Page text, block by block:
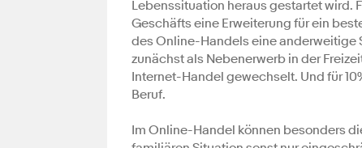
Lebenssituation heraus gestartet wird.
Geschäfts eine Erweiterung für ein
des Online-Handels eine
zunächst als Nebenerwerb in der
Internet-Handel gewechselt. Und für
Beruf.
Im Online-Handel können besonders